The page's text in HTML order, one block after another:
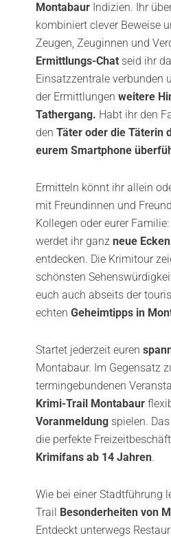
Montabaur Indizien. Ihr
kombiniert clever Beweise
Zeugen, Zeuginnen und
Ermittlungs-Chat seid ihr
Einsatzzentrale verbunden
der Ermittlungen weitere
Tathergang. Habt ihr den
den Täter oder die Täterin
eurem Smartphone
Ermitteln könnt ihr allein
mit Freundinnen und
Kollegen oder eurer
werdet ihr ganz neue
entdecken. Die Krimitour
schönsten
euch auch abseits der
echten Geheimtipps in
Startet jederzeit euren
Montabaur. Im Gegensatz
termingebundenen
Krimi-Trail Montabaur
Voranmeldung spielen.
die perfekte
Krimifans ab 14 Jahren.
Wie bei einer Stadtführung
Trail
Besonderheiten von
Entdeckt unterwegs